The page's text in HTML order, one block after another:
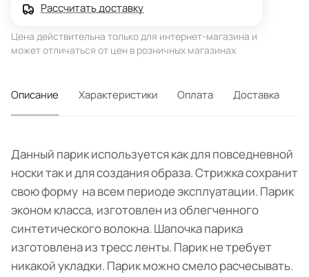
Рассчитать доставку
Цена действительна только для интернет-магазина и
может отличаться от цен в розничных магазинах
Описание Характеристики Оплата Доставка
Данный парик используется как для повседневной
носки так и для создания образа. Стрижка сохранит
свою форму на всем периоде эксплуатации. Парик
эконом класса, изготовлен из облегченного
синтетического волокна. Шапочка парика
изготовлена из тресс ленты. Парик не требует
никакой укладки. Парик можно смело расчесывать.